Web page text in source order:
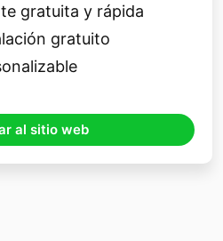
gratuita y rápida
gratuito
al sitio web